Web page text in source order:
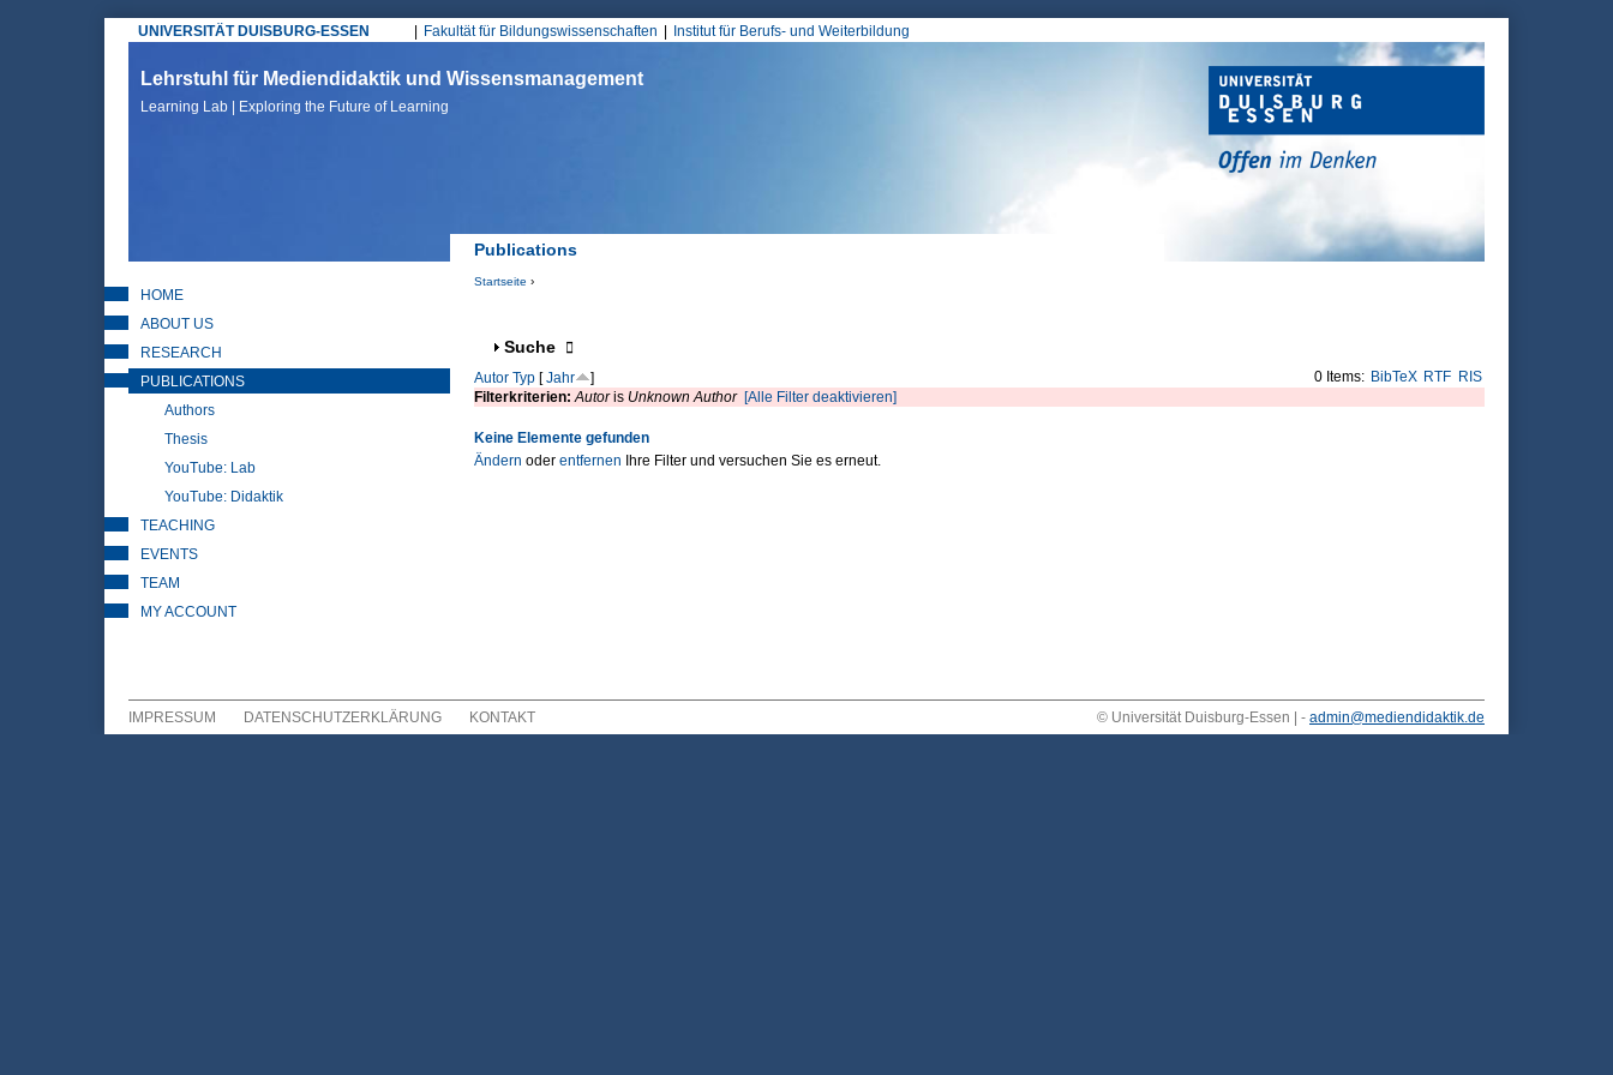
UNIVERSITÄT DUISBURG-ESSEN
Hauptmenü
Fakultät für Bildungswissenschaften Institut für Berufs- und Weiterbildung
Lehrstuhl für Mediendidaktik und Wissensmanagement
Learning Lab | Exploring the Future of Learning
Publications
Startseite ›
Anzeigen
Suche
0 Items: BibTeX RTF RIS
Autor Typ[Jahr
]
Filterkriterien:Autoris Unknown Author [Alle Filter deaktivieren]
Keine Elemente gefunden
Ändern oder entfernen Ihre Filter und versuchen Sie es erneut.
HOME
ABOUT US
RESEARCH
PUBLICATIONS
Authors
Thesis
YouTube: Lab
YouTube: Didaktik
TEACHING
EVENTS
TEAM
MY ACCOUNT
IMPRESSUM DATENSCHUTZERKLÄRUNG KONTAKT © Universität Duisburg-Essen | - admin@mediendidaktik.de